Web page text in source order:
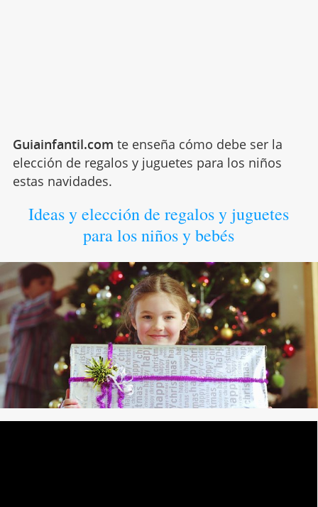
Guiainfantil.com te enseña cómo debe ser la
elección de regalos y juguetes para los niños
estas navidades.
Ideas y elección de regalos y juguetes
para los niños y bebés